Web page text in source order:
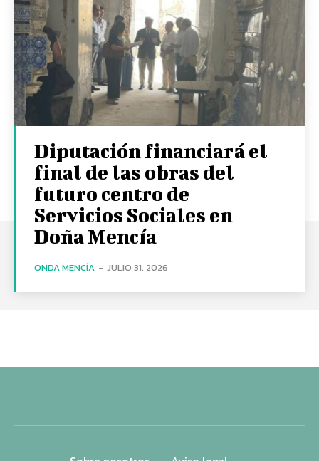
Diputación financiará el
final de las obras del
futuro centro de
Servicios Sociales en
Doña Mencía
ONDA MENCÍA - JULIO 31, 2026